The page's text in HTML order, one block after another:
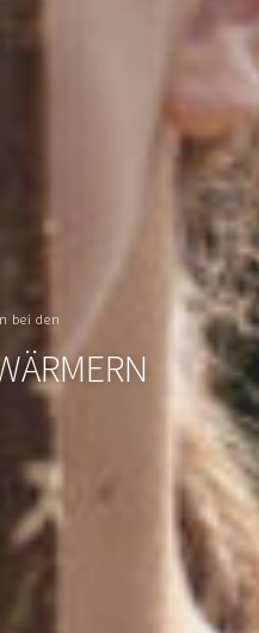
bei den